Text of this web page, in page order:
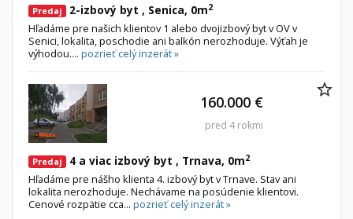
Predaj 2-izbový byt , Senica, 0m2
Hľadáme pre našich klientov 1 alebo dvojizbový byt v OV v
Senici, lokalita, poschodie ani balkón nerozhoduje. Výťah je
výhodou.... pozrieť celý inzerát »
Predaj 4 a viac izbový byt , Trnava, 0m2
Hľadáme pre nášho klienta 4. izbový byt v Trnave. Stav ani
lokalita nerozhoduje. Nechávame na posúdenie klientovi.
Cenové rozpätie cca... pozrieť celý inzerát »
160.000 €
pred 4 rokmi